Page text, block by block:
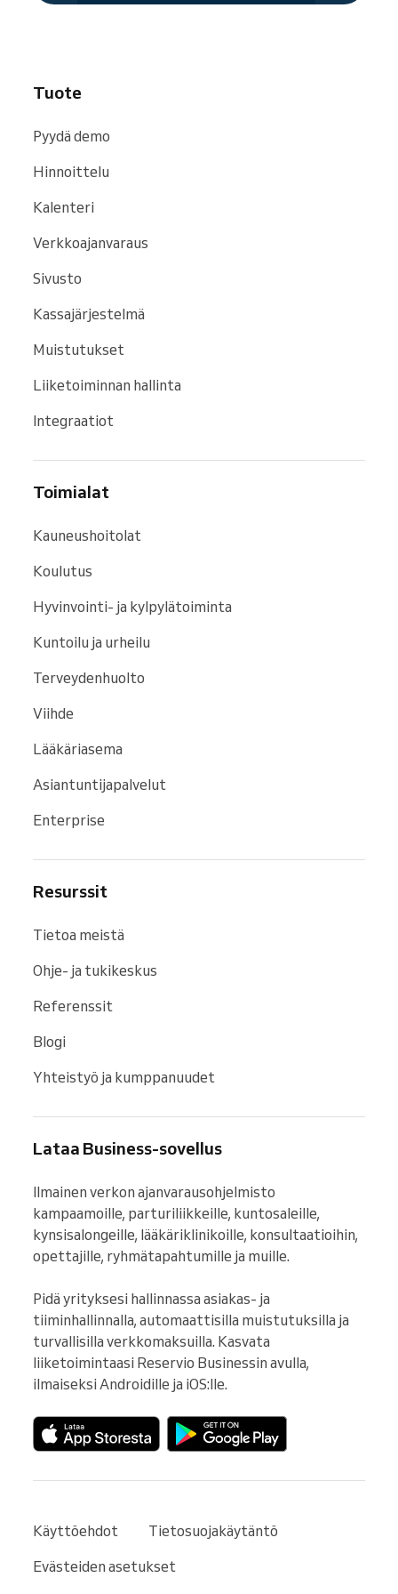
Tuote
Pyydä demo
Hinnoittelu
Kalenteri
Verkkoajanvaraus
Sivusto
Kassajärjestelmä
Muistutukset
Liiketoiminnan hallinta
Integraatiot
Toimialat
Kauneushoitolat
Koulutus
Hyvinvointi- ja kylpylätoiminta
Kuntoilu ja urheilu
Terveydenhuolto
Viihde
Lääkäriasema
Asiantuntijapalvelut
Enterprise
Resurssit
Tietoa meistä
Ohje- ja tukikeskus
Referenssit
Blogi
Yhteistyö ja kumppanuudet
Lataa Business-sovellus
Ilmainen verkon ajanvarausohjelmisto
kampaamoille, parturiliikkeille, kuntosaleille,
kynsisalongeille, lääkäriklinikoille, konsultaatioihin,
opettajille, ryhmätapahtumille ja muille.
Pidä yrityksesi hallinnassa asiakas- ja
tiiminhallinnalla, automaattisilla muistutuksilla ja
turvallisilla verkkomaksuilla. Kasvata
liiketoimintaasi Reservio Businessin avulla,
ilmaiseksi Androidille ja iOS:lle.
Käyttöehdot
Tietosuojakäytäntö
Evästeiden asetukset